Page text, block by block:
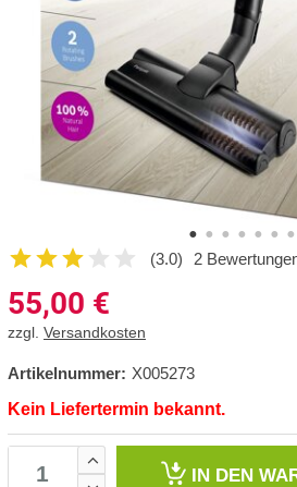
(3.0) 2
55,00 €
zzgl. Versandkosten
Artikelnummer: X005273
Kein Liefertermin bekannt.
IN DEN